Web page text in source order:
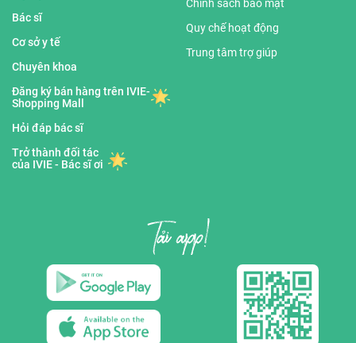
Bác sĩ
Cơ sở y tế
Chuyên khoa
Đăng ký bán hàng trên IVIE-
Shopping Mall
Hỏi đáp bác sĩ
Trở thành đối tác
của IVIE - Bác sĩ ơi
Chính sách bảo mật
Quy chế hoạt động
Trung tâm trợ giúp